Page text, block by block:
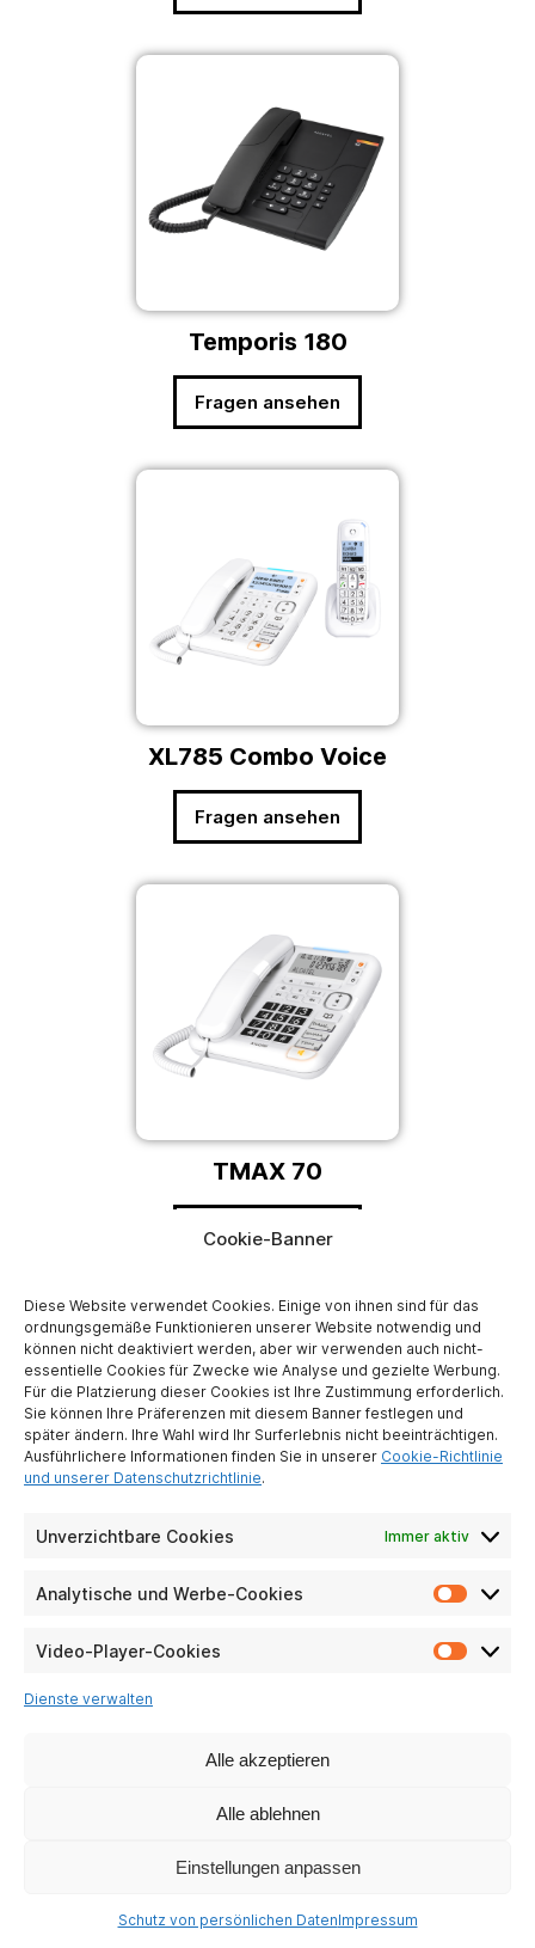
Cookie-Banner
Diese Website verwendet Cookies. Einige von ihnen sind für das
ordnungsgemäße Funktionieren unserer Website notwendig und
können nicht deaktiviert werden, aber wir verwenden auch nicht-
essentielle Cookies für Zwecke wie Analyse und gezielte Werbung.
Für die Platzierung dieser Cookies ist Ihre Zustimmung erforderlich.
Sie können Ihre Präferenzen mit diesem Banner festlegen und
später ändern. Ihre Wahl wird Ihr Surferlebnis nicht beeinträchtigen.
Ausführlichere Informationen finden Sie in unserer Cookie-Richtlinie
und unserer Datenschutzrichtlinie.
Unverzichtbare Cookies Immer aktiv
Analytische und Werbe-Cookies
Werbe-
Video-Player-Cookies
Video-
Dienste verwalten
Alle akzeptieren
Alle ablehnen
Einstellungen anpassen
Schutz von persönlichen DatenImpressum
Temporis 180
Fragen ansehen
XL785 Combo Voice
Fragen ansehen
TMAX 70
Fragen ansehen
TMAX 10
Fragen ansehen